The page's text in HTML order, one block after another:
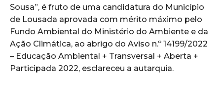
Sousa”, é fruto de uma candidatura do Município
de Lousada aprovada com mérito máximo pelo
Fundo Ambiental do Ministério do Ambiente e da
Ação Climática, ao abrigo do Aviso n.º 14199/2022
– Educação Ambiental + Transversal + Aberta +
Participada 2022, esclareceu a autarquia.